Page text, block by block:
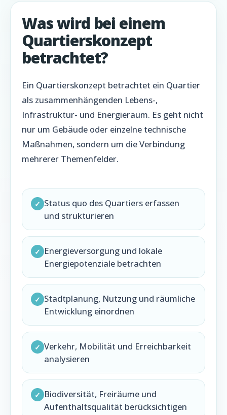
Was wird bei einem
Quartierskonzept
betrachtet?
Ein Quartierskonzept betrachtet ein Quartier
als zusammenhängenden Lebens-,
Infrastruktur- und Energieraum. Es geht nicht
nur um Gebäude oder einzelne technische
Maßnahmen, sondern um die Verbindung
mehrerer Themenfelder.
✓ Status quo des Quartiers erfassen
und strukturieren
✓ Energieversorgung und lokale
Energiepotenziale betrachten
✓ Stadtplanung, Nutzung und räumliche
Entwicklung einordnen
✓ Verkehr, Mobilität und Erreichbarkeit
analysieren
✓ Biodiversität, Freiräume und
Aufenthaltsqualität berücksichtigen